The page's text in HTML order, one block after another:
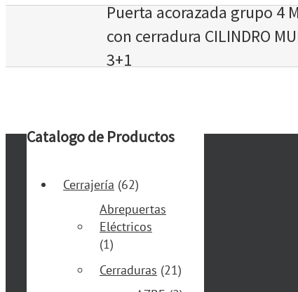
Puerta acorazada grupo 4
con cerradura CILINDRO
3+1
Catalogo de Productos
Cerrajería (62)
Abrepuertas
Eléctricos
(1)
Cerraduras (21)